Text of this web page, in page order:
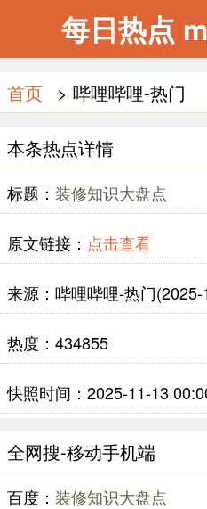
每日热点
首页 > 哔哩哔哩-热门
本条热点详情
标题： 装修知识大盘点
原文链接： 点击查看
来源：哔哩哔哩-热门(2025-
热度：434855
快照时间：2025-11-13
全网搜-移动手机端
百度： 装修知识大盘点